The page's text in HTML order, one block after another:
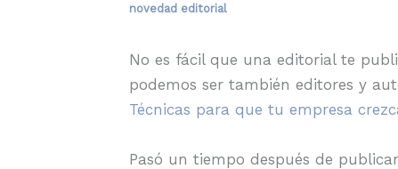
novedad editorial
No es fácil que una editorial te
podemos ser también editores y
Técnicas para que tu empresa
Pasó un tiempo después de